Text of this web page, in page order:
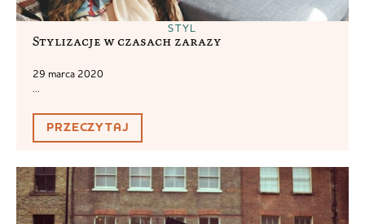
STYL
Stylizacje w czasach zarazy
29 marca 2020
...
PRZECZYTAJ